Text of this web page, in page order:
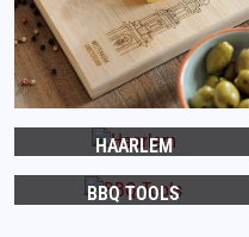
HAARLEM
BBQ TOOLS